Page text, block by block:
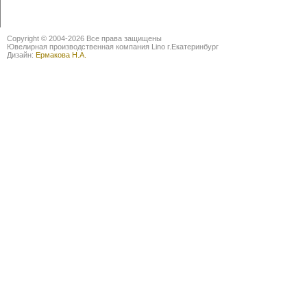
Copyright © 2004-2026 Все права защищены
Ювелирная производственная компания Lino г.Екатеринбург
Дизайн: Ермакова Н.А.